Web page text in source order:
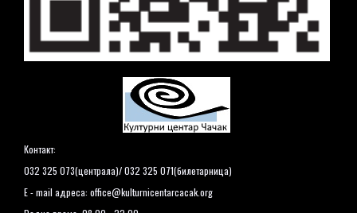
Контакт:
032 325 073(централа)/ 032 325 071(билетарница)
E - mail адреса: office@kulturnicentarcacak.org